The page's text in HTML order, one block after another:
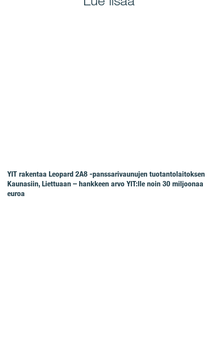
YIT rakentaa Leopard 2A8 -panssarivaunujen tuotantolaitoksen
Kaunasiin, Liettuaan – hankkeen arvo YIT:lle noin 30 miljoonaa
euroa